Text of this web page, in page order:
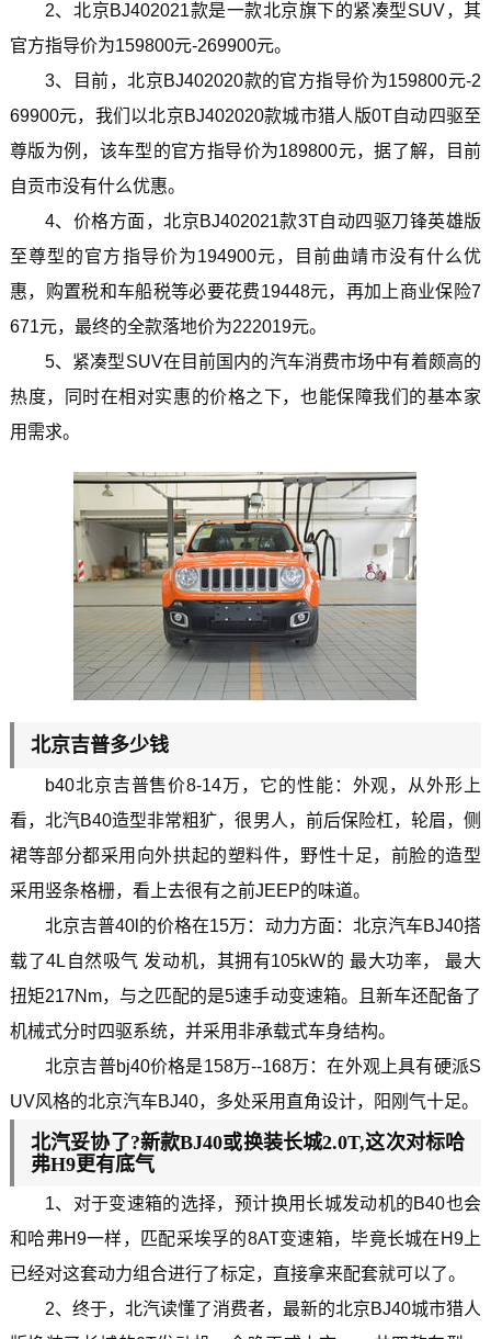
2、北京BJ402021款是一款北京旗下的紧凑型SUV，其
官方指导价为159800元-269900元。
3、目前，北京BJ402020款的官方指导价为159800元-2
69900元，我们以北京BJ402020款城市猎人版0T自动四驱至
尊版为例，该车型的官方指导价为189800元，据了解，目前
自贡市没有什么优惠。
4、价格方面，北京BJ402021款3T自动四驱刀锋英雄版
至尊型的官方指导价为194900元，目前曲靖市没有什么优
惠，购置税和车船税等必要花费19448元，再加上商业保险7
671元，最终的全款落地价为222019元。
5、紧凑型SUV在目前国内的汽车消费市场中有着颇高的
热度，同时在相对实惠的价格之下，也能保障我们的基本家
用需求。
北京吉普多少钱
b40北京吉普售价8-14万，它的性能：外观，从外形上
看，北汽B40造型非常粗犷，很男人，前后保险杠，轮眉，侧
裙等部分都采用向外拱起的塑料件，野性十足，前脸的造型
采用竖条格栅，看上去很有之前JEEP的味道。
北京吉普40l的价格在15万：动力方面：北京汽车BJ40搭
载了4L自然吸气 发动机，其拥有105kW的 最大功率， 最大
扭矩217Nm，与之匹配的是5速手动变速箱。且新车还配备了
机械式分时四驱系统，并采用非承载式车身结构。
北京吉普bj40价格是158万--168万：在外观上具有硬派S
UV风格的北京汽车BJ40，多处采用直角设计，阳刚气十足。
北汽妥协了?新款BJ40或换装长城2.0T,这次对标哈
弗H9更有底气
1、对于变速箱的选择，预计换用长城发动机的B40也会
和哈弗H9一样，匹配采埃孚的8AT变速箱，毕竟长城在H9上
已经对这套动力组合进行了标定，直接拿来配套就可以了。
2、终于，北汽读懂了消费者，最新的北京BJ40城市猎人